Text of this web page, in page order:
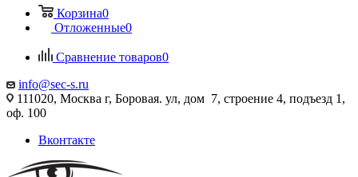
Корзина0
Отложенные0
Сравнение товаров0
info@sec-s.ru
111020, Москва г, Боровая. ул, дом 7, строение 4, подъезд 1,
оф. 100
Вконтакте